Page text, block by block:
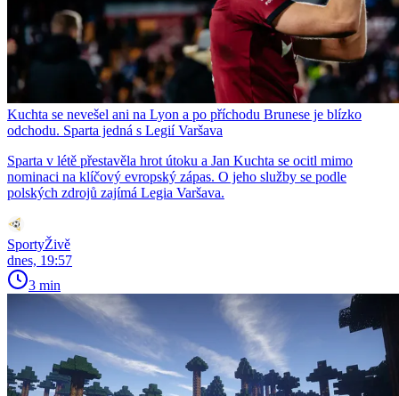
Kuchta se nevešel ani na Lyon a po příchodu Brunese je blízko
odchodu. Sparta jedná s Legií Varšava
Sparta v létě přestavěla hrot útoku a Jan Kuchta se ocitl mimo
nominaci na klíčový evropský zápas. O jeho služby se podle
polských zdrojů zajímá Legia Varšava.
SportyŽivě
dnes, 19:57
3 min